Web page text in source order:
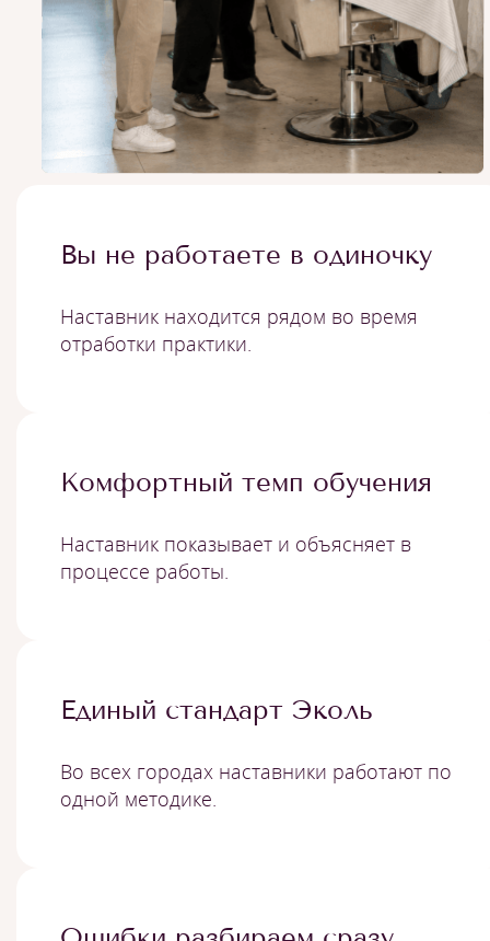
Вы не работаете в одиночку
Наставник находится рядом во время
отработки практики.
Комфортный темп обучения
Наставник показывает и объясняет в
процессе работы.
Единый стандарт Эколь
Во всех городах наставники работают по
одной методике.